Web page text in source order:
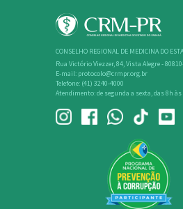
CONSELHO REGIONAL DE MEDICINA DO
Rua Victório Viezzer, 84, Vista Alegre -
E-mail: protocolo@crmpr.org.br
Telefone: (41) 3240-4000
Atendimento: de segunda a sexta, das 8h às